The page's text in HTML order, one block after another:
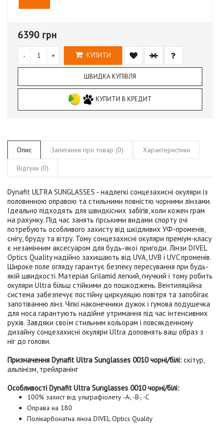
6390 грн
- + КУПИТИ
ШВИДКА КУПІВЛЯ
КУПИТИ В КРЕДИТ
Опис Запитання про товар (0) Характеристики
Відгуки (0)
Dynafit ULTRA SUNGLASSES - надлегкі сонцезахисні окуляри із
половинною оправою та стильними повністю чорними лінзами.
Ідеально підходять для швидкісних забігів, коли кожен грам
на рахунку. Під час занять гірськими видами спорту очі
потребують особливого захисту від шкідливих УФ-променів,
снігу, бруду та вітру. Тому сонцезахисні окуляри преміум-класу
є незамінним аксесуаром для будь-якої пригоди. Лінзи DIVEL
Optics Qualityнадійно захищають від UVA, UVB і UVCпроменів.
Широке поле огляду гарантує безпеку пересування при будь-
якій швидкості. Матеріал Grilamid легкий, гнучкий і тому робить
окуляри Ultra більш стійкими до пошкоджень. Вентиляційна
система забезпечує постійну циркуляцію повітря та запобігає
запотіванню лінз. Чіпкі наконечники дужок і гумова подушечка
для носа гарантують надійне утримання під час інтенсивних
рухів. Завдяки своїм стильним кольорам і повсякденному
дизайну сонцезахисні окуляри Ultra доповнять ваш образ з
ніг до голови.
Призначення Dynafit Ultra Sunglasses 0010 чорні/білі: скітур,
альпінізм, трейлранінг
Особливості Dynafit Ultra Sunglasses 0010 чорні/білі:
100% захист від ультрафіолету -A-, -B-, -C
Оправа на 180
Полікарбонатна лінза DIVEL Optics Quality